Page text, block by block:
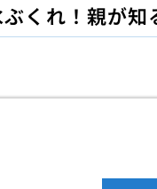
くれ！親が知